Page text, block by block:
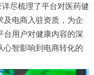
尽梳理了平台对医药健
及电商入驻资质，为企
台用户对健康内容的深
心智影响到电商转化的